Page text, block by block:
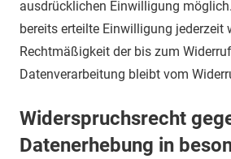
ausdrücklichen Einwilligung
bereits erteilte Einwilligung jederzeit
Rechtmäßigkeit der bis zum
Datenverarbeitung bleibt vom
Widerspruchsrecht
Datenerhebung in